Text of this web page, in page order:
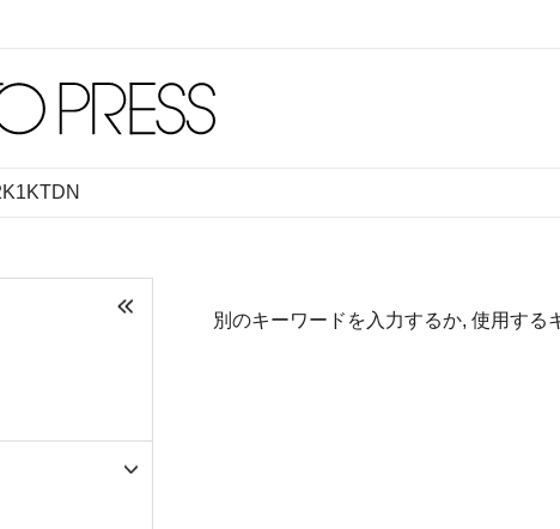
別のキーワードを入力するか, 使用する